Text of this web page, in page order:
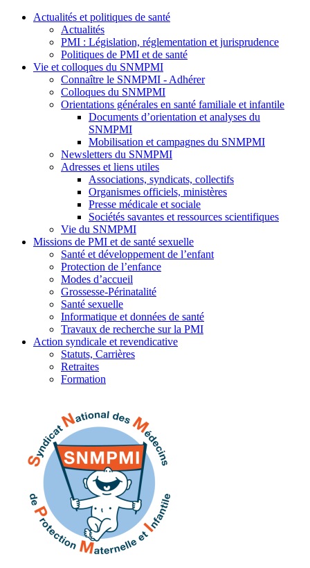
Actualités et politiques de santé
Actualités
PMI : Législation, réglementation et jurisprudence
Politiques de PMI et de santé
Vie et colloques du SNMPMI
Connaître le SNMPMI - Adhérer
Colloques du SNMPMI
Orientations générales en santé familiale et infantile
Documents d’orientation et analyses du
SNMPMI
Mobilisation et campagnes du SNMPMI
Newsletters du SNMPMI
Adresses et liens utiles
Associations, syndicats, collectifs
Organismes officiels, ministères
Presse médicale et sociale
Sociétés savantes et ressources scientifiques
Vie du SNMPMI
Missions de PMI et de santé sexuelle
Santé et développement de l’enfant
Protection de l’enfance
Modes d’accueil
Grossesse-Périnatalité
Santé sexuelle
Informatique et données de santé
Travaux de recherche sur la PMI
Action syndicale et revendicative
Statuts, Carrières
Retraites
Formation